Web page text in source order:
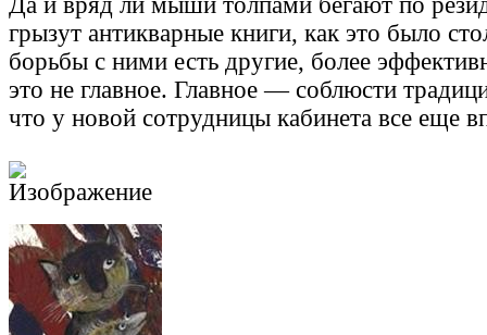
грызут антикварные книги, как это было
борьбы с ними есть другие, более
это не главное. Главное — соблюсти
что у новой сотрудницы кабинета все еще